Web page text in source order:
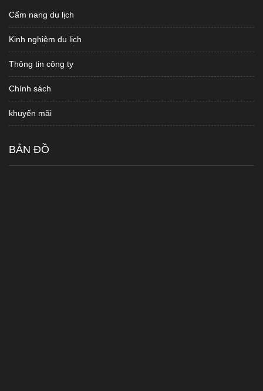
Cẩm nang du lịch
Kinh nghiệm du lịch
Thông tin công ty
Chính sách
khuyến mãi
BẢN ĐỒ